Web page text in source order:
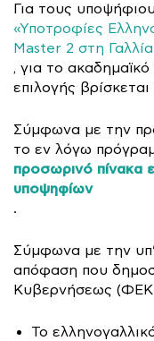
Για τους
«Υποτροφίες
Master 2 στη Γαλλία
, για το
επιλογής
Σύμφωνα με την
το εν λόγω
προσωρινό πίνακα
υποψηφίων
.
Σύμφωνα με την
απόφαση που
Κυβερνήσεως (ΦΕΚ
Το